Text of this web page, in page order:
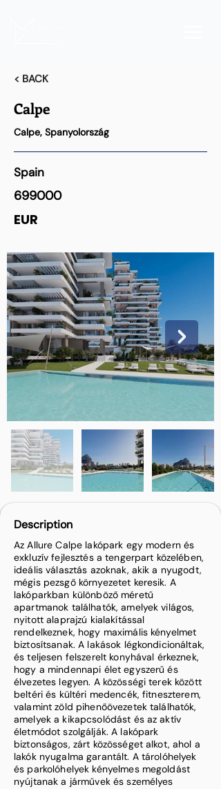
< BACK
Calpe
Calpe, Spanyolország
Spain
699000
EUR
Description
Az Allure Calpe lakópark egy modern és
exkluzív fejlesztés a tengerpart közelében,
ideális választás azoknak, akik a nyugodt,
mégis pezsgő környezetet keresik. A
lakóparkban különböző méretű
apartmanok találhatók, amelyek világos,
nyitott alaprajzú kialakítással
rendelkeznek, hogy maximális kényelmet
biztosítsanak. A lakások légkondicionáltak,
és teljesen felszerelt konyhával érkeznek,
hogy a mindennapi élet egyszerű és
élvezetes legyen. A közösségi terek között
beltéri és kültéri medencék, fitneszterem,
valamint zöld pihenőövezetek találhatók,
amelyek a kikapcsolódást és az aktív
életmódot szolgálják. A lakópark
biztonságos, zárt közösséget alkot, ahol a
lakók nyugalma garantált. A tárolóhelyek
és parkolóhelyek kényelmes megoldást
nyújtanak a járművek és személyes